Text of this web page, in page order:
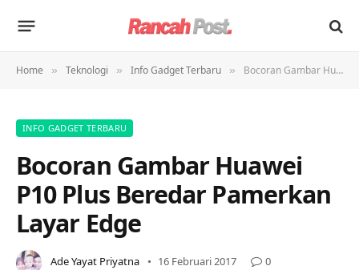
Home » Teknologi » Info Gadget Terbaru » Bocoran Gambar Huawei P10 Plus Beredar Pamerkan Layar Edge
INFO GADGET TERBARU
Bocoran Gambar Huawei
P10 Plus Beredar Pamerkan
Layar Edge
Ade Yayat Priyatna 16 Februari 2017 0